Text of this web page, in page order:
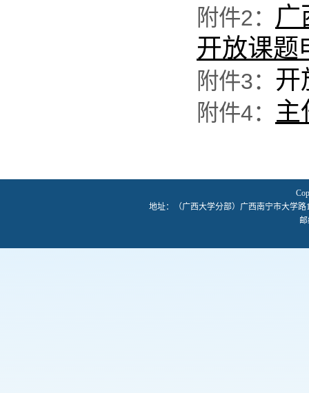
附件2： 广
开放课题
附件3： 开
附件4： 主
地址：（广西大学分部）广西南宁市大学